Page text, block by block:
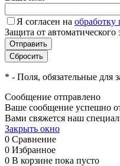
Я согласен на
Защита от автоматического
* - Поля, обязательные для
Сообщение отправлено
Ваше сообщение успешно
Вами свяжется наш
Закрыть окно
0 Сравнение
0 Избранное
0 В корзине пока пусто